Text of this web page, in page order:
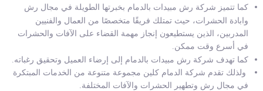
كما تتميز شركة رش مبيدات بالدمام بخبرتها الطويلة في مجال رش
وابادة الحشرات، حيث تمتلك فريقًا متخصصًا من العمال والفنيين
المدربين، الذين يستطيعون إنجاز مهمة القضاء على الآفات والحشرات
في أسرع وقت ممكن.
كما تهدف شركة رش مبيدات بالدمام إلى إرضاء العميل وتحقيق رغباته.
ولذلك تقدم شركة الدمام كلين مجموعة متنوعة من الخدمات المبتكرة
في مجال رش وتطهير الحشرات والآفات المختلفة.